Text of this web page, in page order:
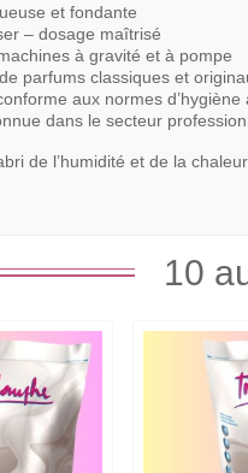
et fondante
– dosage maîtrisé
à gravité et à pompe
parfums classiques et
aux normes d’hygiène
dans le secteur
de l’humidité et de la
10